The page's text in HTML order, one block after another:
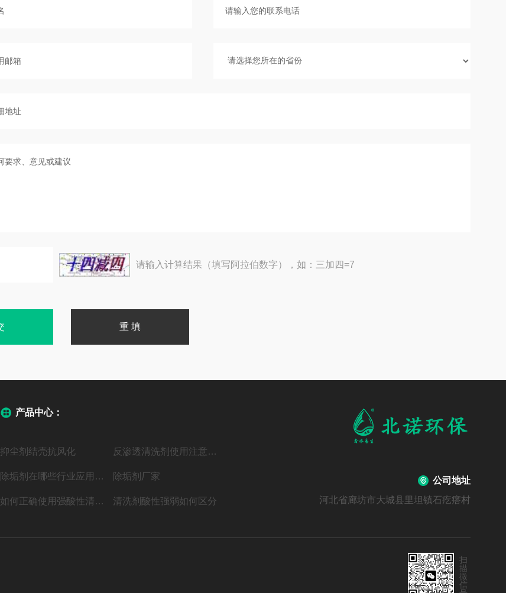
请输入计算结果（填写阿拉伯数字），如：三加四=7
产品中心：
抑尘剂结壳抗风化 反渗透清洗剂使用注意事项
除垢剂在哪些行业应用广泛？ 除垢剂厂家
如何正确使用强酸性清洗剂？ 清洗剂酸性强弱如何区分
公司地址
河北省廊坊市大城县里坦镇石疙瘩村
扫
描
微
信